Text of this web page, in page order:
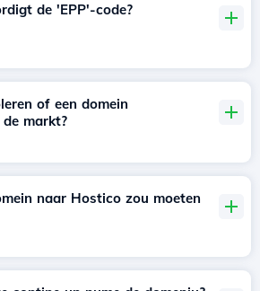
de 'EPP'-code?
of een domein
markt?
naar Hostico zou moeten